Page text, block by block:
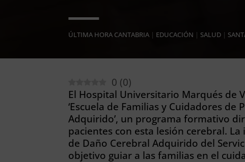
ÚLTIMA HORA CANTABRIA | EDUCACIÓN | SALUD |
0 (0)
El Hospital Universitario Marqués de
‘Escuela de Familias y Cuidadores de
Adquirido’, un programa formativo
pacientes con esta lesión cerebral.
de Daño Cerebral Adquirido del
objetivo guiar a las familias en el